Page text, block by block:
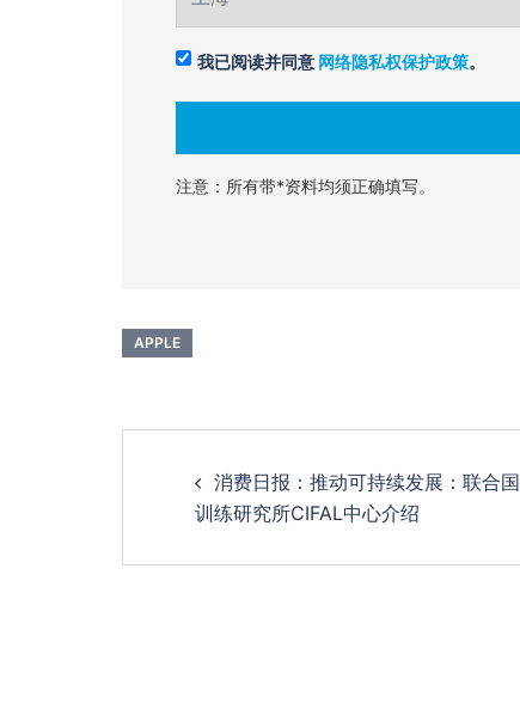
我已阅读并同意 网络隐私权保护政策。
注意：所有带*资料均须正确填写。
APPLE
消费日报：推动可持续发展：联合国
训练研究所CIFAL中心介绍